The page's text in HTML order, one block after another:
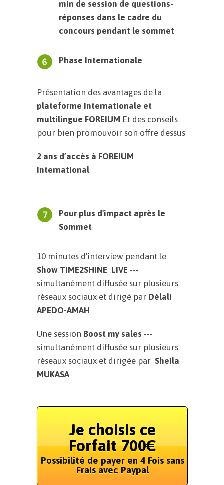
min de session de questions-
réponses dans le cadre du
concours pendant le sommet
Phase Internationale
Présentation des avantages de la
plateforme Internationale et
multilingue FOREIUM Et des conseils
pour bien promouvoir son offre dessus
2 ans d’accès à FOREIUM
International
Pour plus d'impact après le
Sommet
10 minutes d'interview pendant le
Show TIME2SHINE LIVE ---
simultanément diffusée sur plusieurs
réseaux sociaux et dirigé par Délali
APEDO-AMAH
Une session Boost my sales ---
simultanément diffusée sur plusieurs
réseaux sociaux et dirigée par Sheila
MUKASA
Je choisis ce
Forfait 700€
Possibilité de payer en 4 Fois sans
Frais avec Paypal